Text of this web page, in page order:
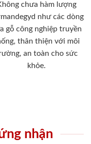
chưa hàm lượng
như các dòng
gỗ công nghiệp truyền
thân thiện với môi
an toàn cho sức
khỏe.
nhận